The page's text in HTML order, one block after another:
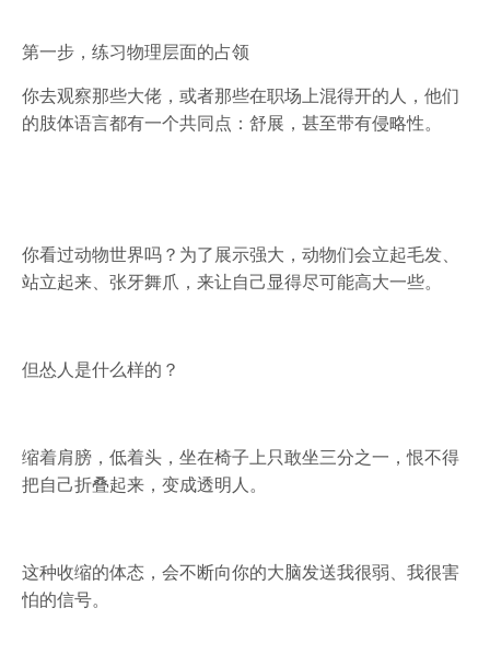
第一步，练习物理层面的占领
你去观察那些大佬，或者那些在职场上混得开的人，他们
的肢体语言都有一个共同点：舒展，甚至带有侵略性。
你看过动物世界吗？为了展示强大，动物们会立起毛发、
站立起来、张牙舞爪，来让自己显得尽可能高大一些。
但怂人是什么样的？
缩着肩膀，低着头，坐在椅子上只敢坐三分之一，恨不得
把自己折叠起来，变成透明人。
这种收缩的体态，会不断向你的大脑发送我很弱、我很害
怕的信号。